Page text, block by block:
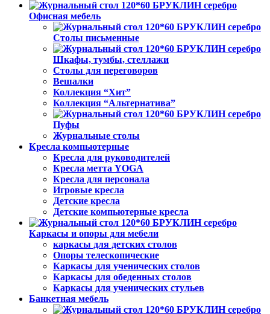
Офисная мебель
Столы письменные
Шкафы, тумбы, стеллажи
Столы для переговоров
Вешалки
Коллекция “Хит”
Коллекция “Альтернатива”
Пуфы
Журнальные столы
Кресла компьютерные
Кресла для руководителей
Кресла метта YOGA
Кресла для персонала
Игровые кресла
Детские кресла
Детские компьютерные кресла
Каркасы и опоры для мебели
каркасы для детских столов
Опоры телескопические
Каркасы для ученических столов
Каркасы для обеденных столов
Каркасы для ученических стульев
Банкетная мебель